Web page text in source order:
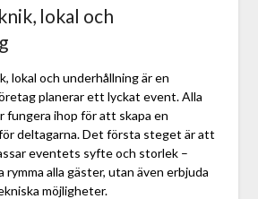
lokal och
lokal och underhållning är en
planerar ett lyckat event. Alla
fungera ihop för att skapa en
deltagarna. Det första steget är att
eventets syfte och storlek –
rymma alla gäster, utan även erbjuda
möjligheter.